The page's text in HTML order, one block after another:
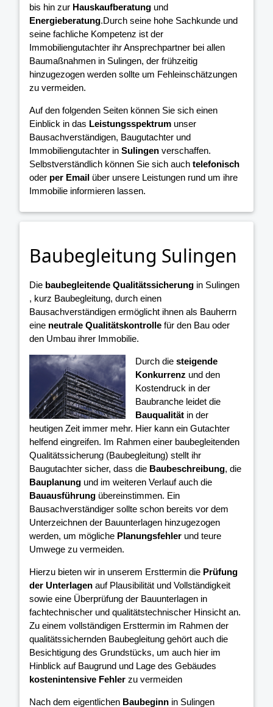
bis hin zur Hauskaufberatung und
Energieberatung.Durch seine hohe Sachkunde und
seine fachliche Kompetenz ist der
Immobiliengutachter ihr Ansprechpartner bei allen
Baumaßnahmen in Sulingen, der frühzeitig
hinzugezogen werden sollte um Fehleinschätzungen
zu vermeiden.
Auf den folgenden Seiten können Sie sich einen
Einblick in das Leistungsspektrum unser
Bausachverständigen, Baugutachter und
Immobiliengutachter in Sulingen verschaffen.
Selbstverständlich können Sie sich auch telefonisch
oder per Email über unsere Leistungen rund um ihre
Immobilie informieren lassen.
Baubegleitung Sulingen
Die baubegleitende Qualitätssicherung in Sulingen
, kurz Baubegleitung, durch einen
Bausachverständigen ermöglicht ihnen als Bauherrn
eine neutrale Qualitätskontrolle für den Bau oder
den Umbau ihrer Immobilie.
Durch diesteigende
Konkurrenz und den
Kostendruck in der
Baubranche leidet die
Bauqualität in der
heutigen Zeit immer mehr. Hier kann ein Gutachter
helfend eingreifen. Im Rahmen einer baubegleitenden
Qualitätssicherung (Baubegleitung) stellt ihr
Baugutachter sicher, dass die Baubeschreibung, die
Bauplanung und im weiteren Verlauf auch die
Bauausführung übereinstimmen. Ein
Bausachverständiger sollte schon bereits vor dem
Unterzeichnen der Bauunterlagen hinzugezogen
werden, um mögliche Planungsfehler und teure
Umwege zu vermeiden.
Hierzu bieten wir in unserem Ersttermin die Prüfung
der Unterlagen auf Plausibilität und Vollständigkeit
sowie eine Überprüfung der Bauunterlagen in
fachtechnischer und qualitätstechnischer Hinsicht an.
Zu einem vollständigen Ersttermin im Rahmen der
qualitätssichernden Baubegleitung gehört auch die
Besichtigung des Grundstücks, um auch hier im
Hinblick auf Baugrund und Lage des Gebäudes
kostenintensive Fehler zu vermeiden
Nach dem eigentlichen Baubeginn in Sulingen